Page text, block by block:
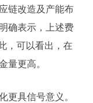
链改造及产能布
确表示，上述费
，可以看出，在
量更高。
更具信号意义。